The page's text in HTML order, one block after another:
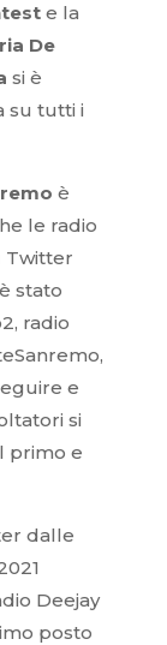
e la
De
si è
su tutti i
è
le radio
Twitter
stato
radio
e
si
primo e
Deejay
posto